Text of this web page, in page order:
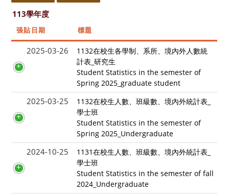
113學年度
張貼日期 標題
2025-03-26
1132在校生各學制、系所、境內外人數統
計表_研究生
Student Statistics in the semester of
Spring 2025_graduate student
2025-03-25
1132在校生人數、班級數、境內外統計表_
學士班
Student Statistics in the semester of
Spring 2025_Undergraduate
2024-10-25
1131在校生人數、班級數、境內外統計表_
學士班
Student Statistics in the semester of fall
2024_Undergraduate